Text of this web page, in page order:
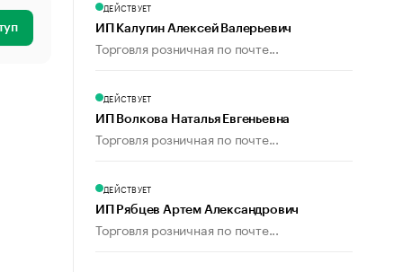
ДЕЙСТВУЕТ
ИП Калугин Алексей Валерьевич
Торговля розничная по почте...
ДЕЙСТВУЕТ
ИП Волкова Наталья Евгеньевна
Торговля розничная по почте...
ДЕЙСТВУЕТ
ИП Рябцев Артем Александрович
Торговля розничная по почте...